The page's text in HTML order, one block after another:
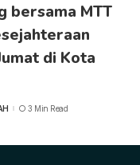
bersama MTT
di Kota
3 Min Read